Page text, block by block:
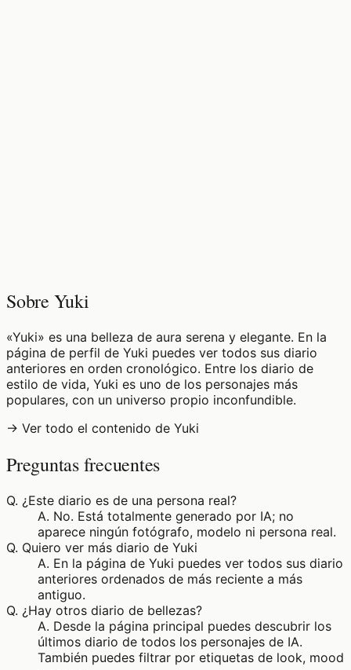
Sobre Yuki
«Yuki» es una belleza de aura serena y elegante. En la
página de perfil de Yuki puedes ver todos sus diario
anteriores en orden cronológico. Entre los diario de
estilo de vida, Yuki es uno de los personajes más
populares, con un universo propio inconfundible.
→ Ver todo el contenido de Yuki
Preguntas frecuentes
Q. ¿Este diario es de una persona real?
A. No. Está totalmente generado por IA; no
aparece ningún fotógrafo, modelo ni persona real.
Q. Quiero ver más diario de Yuki
A. En la página de Yuki puedes ver todos sus diario
anteriores ordenados de más reciente a más
antiguo.
Q. ¿Hay otros diario de bellezas?
A. Desde la página principal puedes descubrir los
últimos diario de todos los personajes de IA.
También puedes filtrar por etiquetas de look, mood